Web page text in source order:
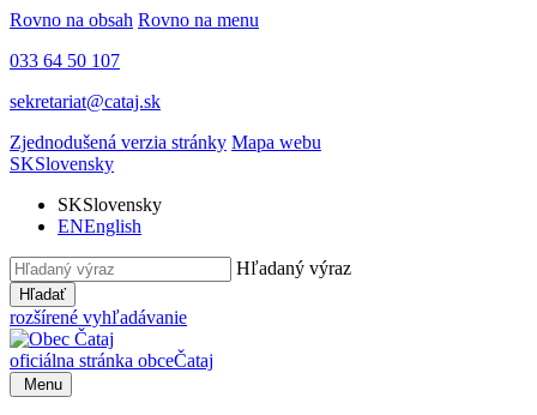
Rovno na obsah Rovno na menu
033 64 50 107
sekretariat@cataj.sk
Zjednodušená verzia stránky Mapa webu
SKSlovensky
SKSlovensky
ENEnglish
Hľadaný výraz
Hľadať
rozšírené vyhľadávanie
oficiálna stránka obceČataj
Menu